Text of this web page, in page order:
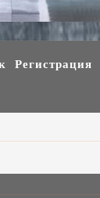
Регистрация